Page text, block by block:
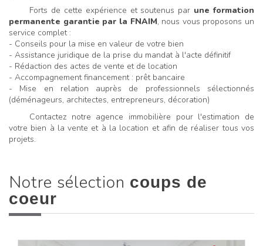
Forts de cette expérience et soutenus par une formation
permanente garantie par la FNAIM, nous vous proposons un
service complet :
- Conseils pour la mise en valeur de votre bien
- Assistance juridique de la prise du mandat à l'acte définitif
- Rédaction des actes de vente et de location
- Accompagnement financement : prêt bancaire
- Mise en relation auprès de professionnels sélectionnés
(déménageurs, architectes, entrepreneurs, décoration)
Contactez notre agence immobilière pour l'estimation de
votre bien à la vente et à la location et afin de réaliser tous vos
projets.
Notre sélection coups de
coeur